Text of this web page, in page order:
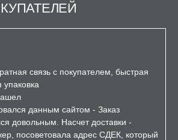
связь с покупателем, быстрая
упаковка
данным сайтом - Заказ
довольным. Насчет доставки -
посоветовала адрес СДЕК, который